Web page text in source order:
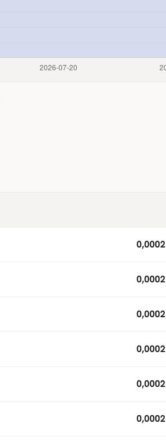
0,0002
0,0002
0,0002
0,0002
0,0002
0,0002